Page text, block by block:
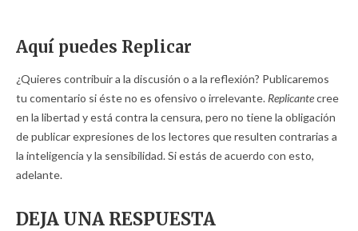
Aquí puedes Replicar
¿Quieres contribuir a la discusión o a la reflexión? Publicaremos
tu comentario si éste no es ofensivo o irrelevante. Replicantecree
en la libertad y está contra la censura, pero no tiene la obligación
de publicar expresiones de los lectores que resulten contrarias a
la inteligencia y la sensibilidad. Si estás de acuerdo con esto,
adelante.
DEJA UNA RESPUESTA